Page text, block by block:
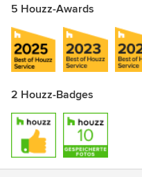
5 Houzz-Awards
2 Houzz-Badges